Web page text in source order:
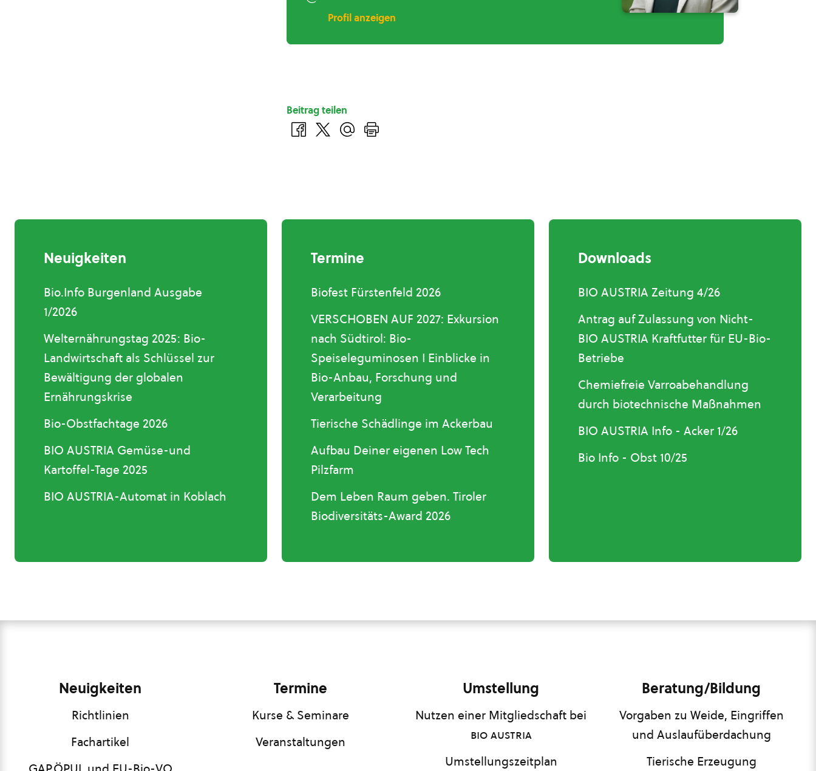
Profil anzeigen
Beitrag teilen
Neuigkeiten
Bio.Info Burgenland Ausgabe
1/2026
Welternährungstag 2025: Bio-
Landwirtschaft als Schlüssel zur
Bewältigung der globalen
Ernährungskrise
Bio-Obstfachtage 2026
BIO AUSTRIA Gemüse-und
Kartoffel-Tage 2025
BIO AUSTRIA-Automat in Koblach
Termine
Biofest Fürstenfeld 2026
VERSCHOBEN AUF 2027: Exkursion
nach Südtirol: Bio-
Speiseleguminosen I Einblicke in
Bio-Anbau, Forschung und
Verarbeitung
Tierische Schädlinge im Ackerbau
Aufbau Deiner eigenen Low Tech
Pilzfarm
Dem Leben Raum geben. Tiroler
Biodiversitäts-Award 2026
Downloads
BIO AUSTRIA Zeitung 4/26
Antrag auf Zulassung von Nicht-
BIO AUSTRIA Kraftfutter für EU-Bio-
Betriebe
Chemiefreie Varroabehandlung
durch biotechnische Maßnahmen
BIO AUSTRIA Info - Acker 1/26
Bio Info - Obst 10/25
Neuigkeiten
Richtlinien
Fachartikel
Termine
Kurse & Seminare
Veranstaltungen
Umstellung
Nutzen einer Mitgliedschaft bei
bio austria
Umstellungszeitplan
Beratung/Bildung
Vorgaben zu Weide, Eingriffen
und Auslaufüberdachung
Tierische Erzeugung